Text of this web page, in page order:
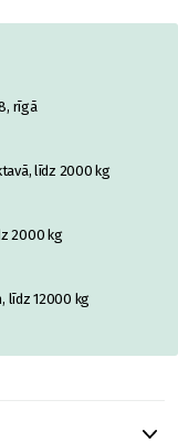
rīgā
līdz 2000 kg
2000 kg
līdz 12000 kg